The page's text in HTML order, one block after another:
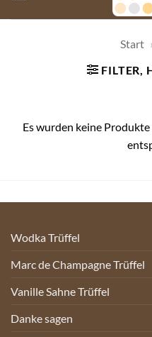
Start
FILTER,
Es wurden keine
Wodka Trüffel
Marc de Champagne Trüffel
Vanille Sahne Trüffel
Danke sagen